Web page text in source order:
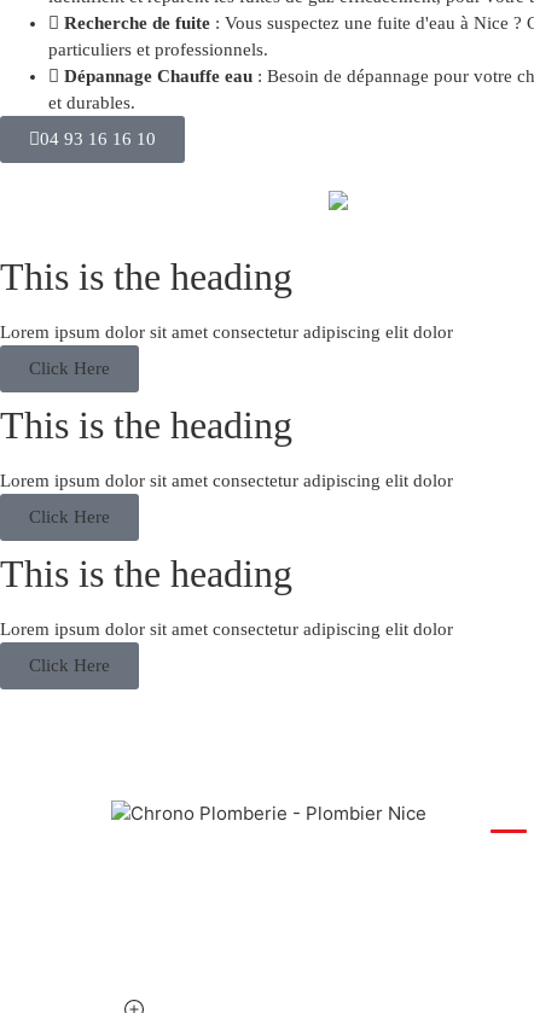
Recherche de fuite : Vous suspectez une fuite d'eau à Nice
particuliers et professionnels.
Dépannage Chauffe eau : Besoin de dépannage pour votre
et durables.
04 93 16 16 10
This is the heading
Lorem ipsum dolor sit amet consectetur adipiscing elit dolor
Click Here
This is the heading
Lorem ipsum dolor sit amet consectetur adipiscing elit dolor
Click Here
This is the heading
Lorem ipsum dolor sit amet consectetur adipiscing elit dolor
Click Here